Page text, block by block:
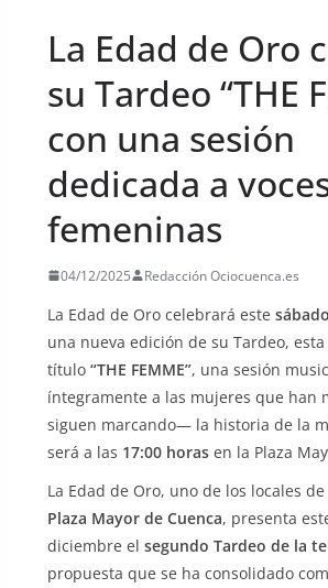
La Edad de Oro
su Tardeo “THE
con una sesión
dedicada a
femeninas
04/12/2025 Redacción Ociocuenca.es
La Edad de Oro celebrará este
una nueva edición de su Tardeo,
título “THE FEMME”, una sesión
íntegramente a las mujeres que han
siguen marcando— la historia de la
será a las 17:00 horasen la Plaza
La Edad de Oro, uno de los locales
Plaza Mayor de Cuenca, presenta
diciembre el segundo Tardeo de la
propuesta que se ha consolidado